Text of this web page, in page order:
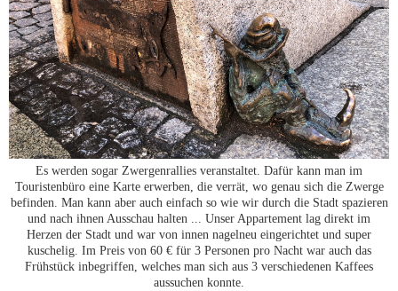
Es werden sogar Zwergenrallies veranstaltet. Dafür kann man im
Touristenbüro eine Karte erwerben, die verrät, wo genau sich die Zwerge
befinden. Man kann aber auch einfach so wie wir durch die Stadt spazieren
und nach ihnen Ausschau halten ... Unser Appartement lag direkt im
Herzen der Stadt und war von innen nagelneu eingerichtet und super
kuschelig. Im Preis von 60 € für 3 Personen pro Nacht war auch das
Frühstück inbegriffen, welches man sich aus 3 verschiedenen Kaffees
aussuchen konnte.